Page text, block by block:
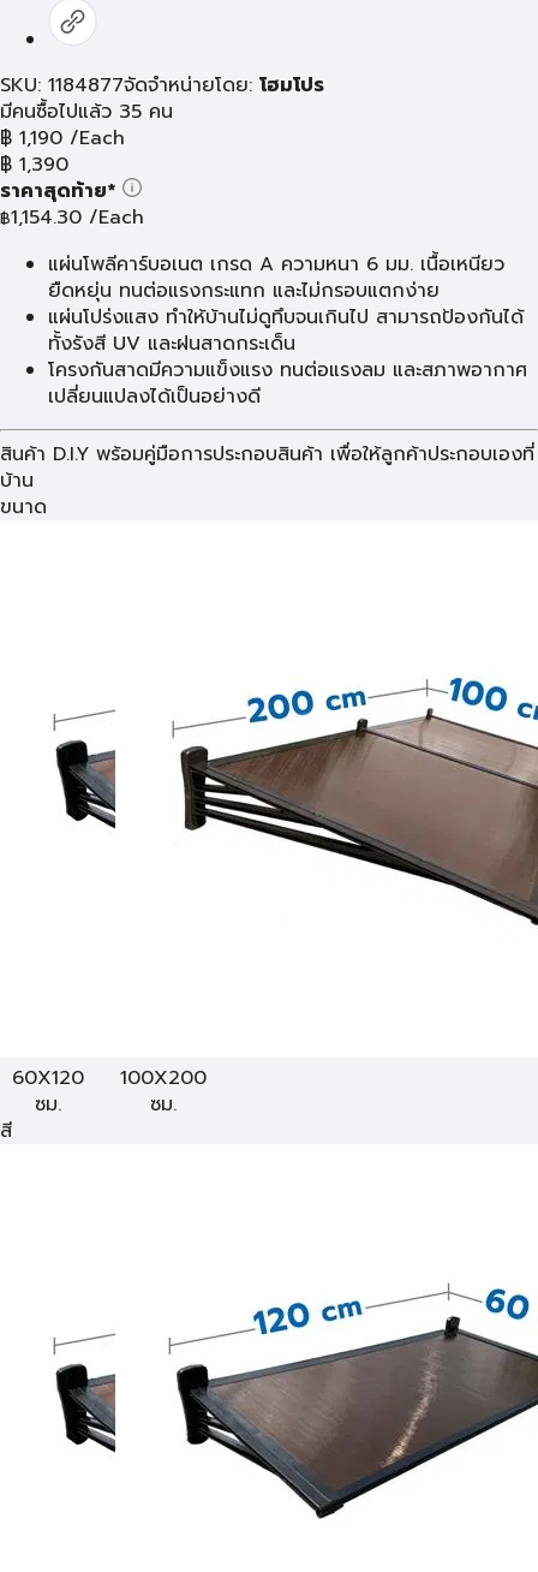
SKU: 1184877จัดจำหน่ายโดย: โฮมโปร
มีคนซื้อไปแล้ว 35 คน
฿ 1,190 /Each
฿ 1,390
ราคาสุดท้าย*
฿1,154.30 /Each
แผ่นโพลีคาร์บอเนต เกรด A ความหนา 6 มม. เนื้อเหนียว
ยืดหยุ่น ทนต่อแรงกระแทก และไม่กรอบแตกง่าย
แผ่นโปร่งแสง ทำให้บ้านไม่ดูทึบจนเกินไป สามารถป้องกันได้
ทั้งรังสี UV และฝนสาดกระเด็น
โครงกันสาดมีความแข็งแรง ทนต่อแรงลม และสภาพอากาศ
เปลี่ยนแปลงได้เป็นอย่างดี
สินค้า D.I.Y พร้อมคู่มือการประกอบสินค้า เพื่อให้ลูกค้าประกอบเองที่
บ้าน
ขนาด
60X120
ซม.
100X200
ซม.
สี